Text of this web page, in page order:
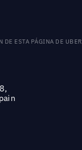
DE ESTA PÁGINA DE